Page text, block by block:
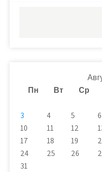
Пн
Вт Ср
3
4 5 6
10
11 12
17
18 19
24
25 26
31